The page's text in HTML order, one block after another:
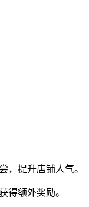
，提升店铺人气。
得额外奖励。